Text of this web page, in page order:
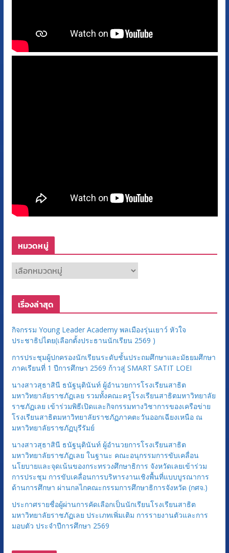
หมวดหมู่
ม
ว
มู่
เรื่องล่าสุด
กิจกรรม Young Leader Academy พลเมืองรุ่นเยาว์ หัวใจ
ประชาธิปไตย(เลือกตั้งประธานนักเรียน 2569 )
การประชุมผู้ปกครองนักเรียนระดับชั้นประถมศึกษาและมัธยมศึกษา
ภาคเรียนที่ 1 ปีการศึกษา 2569 ก้าวสู่ SMART SATIT LOEI
นางสาวสุธาสินี ธนัฐนุตินันท์ ผู้อำนวยการโรงเรียนสาธิต
มหาวิทยาลัยราชภัฏเลย รวมทั้งคณะครูโรงเรียนสาธิตมหาวิทยาลัย
ราชภัฏเลย เข้าร่วมพิธีเปิดและกิจกรรมทางวิชาการของเครือข่าย
โรงเรียนสาธิตมหาวิทยาลัยราชภัฏภาคตะวันออกเฉียงเหนือ ณ
มหาวิทยาลัยราชภัฏบุรีรัมย์
นางสาวสุธาสินี ธนัฐนุตินันท์ ผู้อำนวยการโรงเรียนสาธิต
มหาวิทยาลัยราชภัฏเลย ในฐานะ คณะอนุกรรมการขับเคลื่อน
นโยบายและจุดเน้นของกระทรวงศึกษาธิการ จังหวัดเลยเข้าร่วม
การประชุม การขับเคลื่อนการบริหารงานเชิงพื้นที่แบบบูรณาการ
ด้านการศึกษา ผ่านกลไกคณะกรรมการศึกษาธิการจังหวัด (กศจ.)
ประกาศรายชื่อผู้ผ่านการคัดเลือกเป็นนักเรียนโรงเรียนสาธิต
มหาวิทยาลัยราชภัฏเลย ประเภทเพิ่มเติม การรายงานตัวและการ
มอบตัว ประจำปีการศึกษา 2569